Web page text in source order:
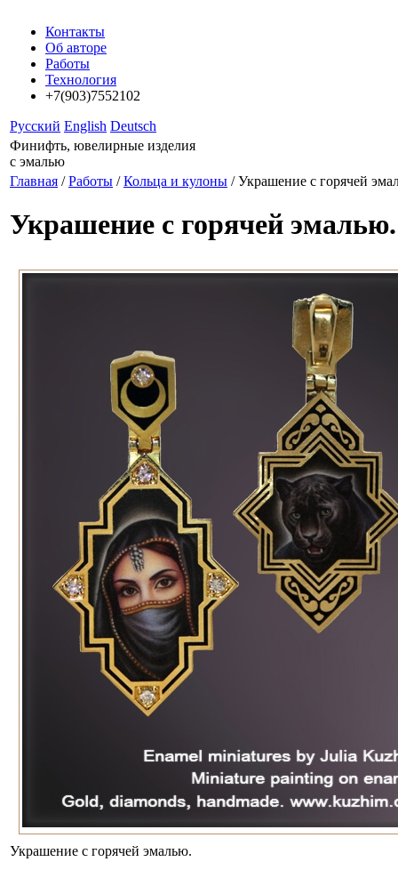
Контакты
Об авторе
Работы
Технология
+7(903)7552102
Русский English Deutsch
Финифть, ювелирные изделия
с эмалью
Главная /Работы /Кольца и кулоны / Украшение с горячей
Украшение с горячей эмалью.
Украшение с горячей эмалью.